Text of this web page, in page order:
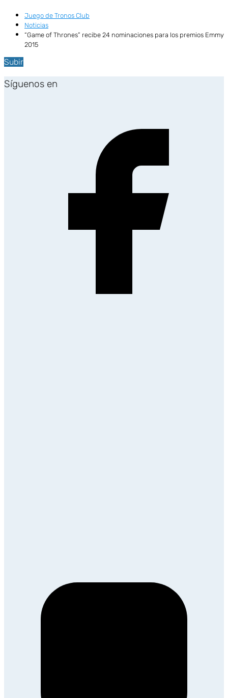
Juego de Tronos Club
Noticias
“Game of Thrones” recibe 24 nominaciones para los premios Emmy
2015
Subir
Síguenos en